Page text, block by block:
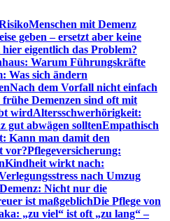
Menschen mit Demenz
geben – ersetzt aber keine
eigentlich das Problem?
Warum Führungskräfte
Was sich ändern
Nach dem Vorfall nicht einfach
Demenzen sind oft mit
wirdAltersschwerhörigkeit:
gut abwägen solltenEmpathisch
Kann man damit den
vor?Pflegeversicherung:
Kindheit wirkt nach:
nach Umzug
Nicht nur die
ist maßgeblichDie Pflege von
„zu viel“ ist oft „zu lang“ –